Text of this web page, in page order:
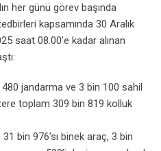
her günü görev başında
kapsamında 30 Aralık
saat 08.00’e kadar alınan
jandarma ve 3 bin 100 sahil
toplam 309 bin 819 kolluk
bin 976’sı binek araç, 3 bin